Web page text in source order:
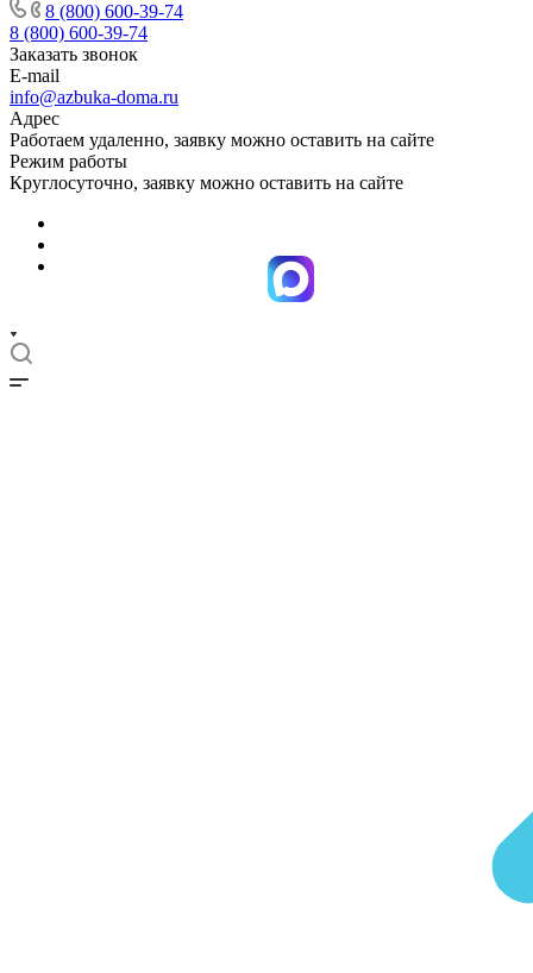
8 (800) 600-39-74
8 (800) 600-39-74
Заказать звонок
E-mail
info@azbuka-doma.ru
Адрес
Работаем удаленно, заявку можно оставить на сайте
Режим работы
Круглосуточно, заявку можно оставить на сайте